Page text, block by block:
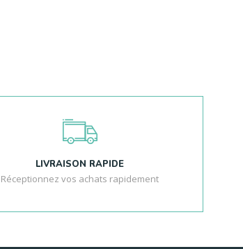
LIVRAISON RAPIDE
Réceptionnez vos achats rapidement